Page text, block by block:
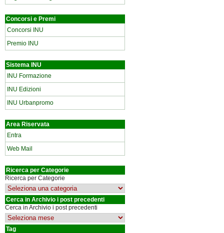
Concorsi e Premi
Concorsi INU
Premio INU
Sistema INU
INU Formazione
INU Edizioni
INU Urbanpromo
Area Riservata
Entra
Web Mail
Ricerca per Categorie
Ricerca per Categorie
Cerca in Archivio i post precedenti
Cerca in Archivio i post precedenti
Tag